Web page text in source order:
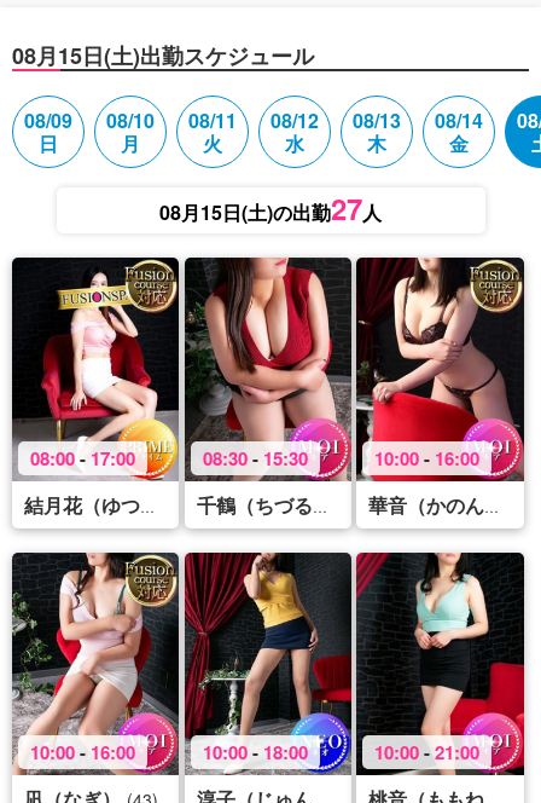
08月15日(土)出勤スケジュール
08/09
日
08/10
月
08/11
火
08/12
水
08/13
木
08/14
金
08月15日(土)の出勤27人
08:00- 17:00
結月花（ゆつか） (34)
08:30- 15:30
千鶴（ちづる） (46)
10:00- 16:00
華音（かのん）
10:00- 16:00 10:00- 18:00 10:00-21:00